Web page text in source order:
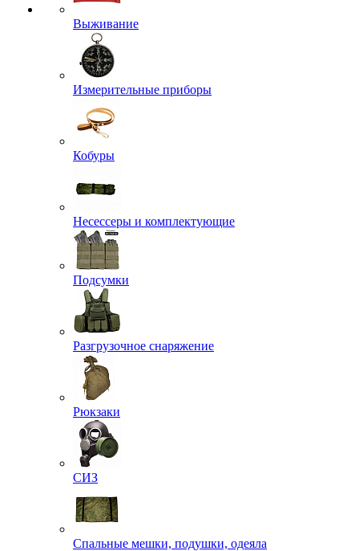
Выживание
Измерительные приборы
Кобуры
Несессеры и комплектующие
Подсумки
Разгрузочное снаряжение
Рюкзаки
СИЗ
Спальные мешки, подушки, одеяла